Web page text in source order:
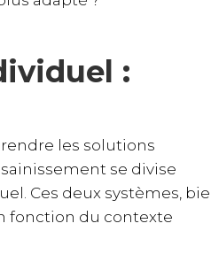
:
les solutions
se divise
Ces deux systèmes,
fonction du contexte